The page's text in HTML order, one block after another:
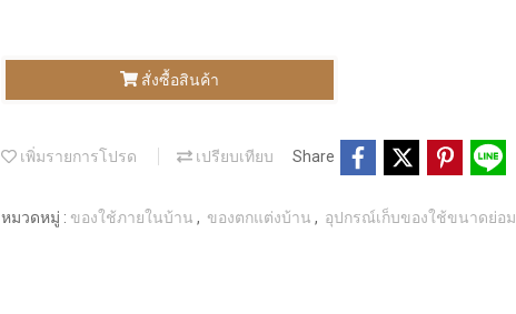
สั่งซื้อสินค้า
เพิ่มรายการโปรด เปรียบเทียบ Share
หมวดหมู่ : ของใช้ภายในบ้าน , ของตกแต่งบ้าน , อุปกรณ์เก็บของใช้ขนาดย่อม